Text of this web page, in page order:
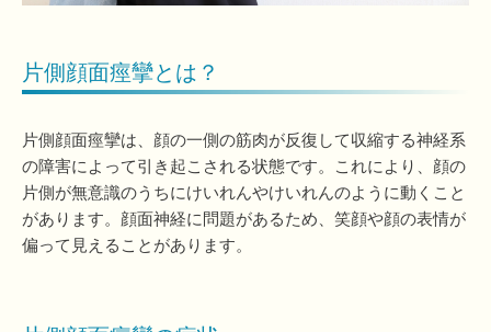
片側顔面痙攣とは？
片側顔面痙攣は、顔の一側の筋肉が反復して収縮する神経系
の障害によって引き起こされる状態です。これにより、顔の
片側が無意識のうちにけいれんやけいれんのように動くこと
があります。顔面神経に問題があるため、笑顔や顔の表情が
偏って見えることがあります。